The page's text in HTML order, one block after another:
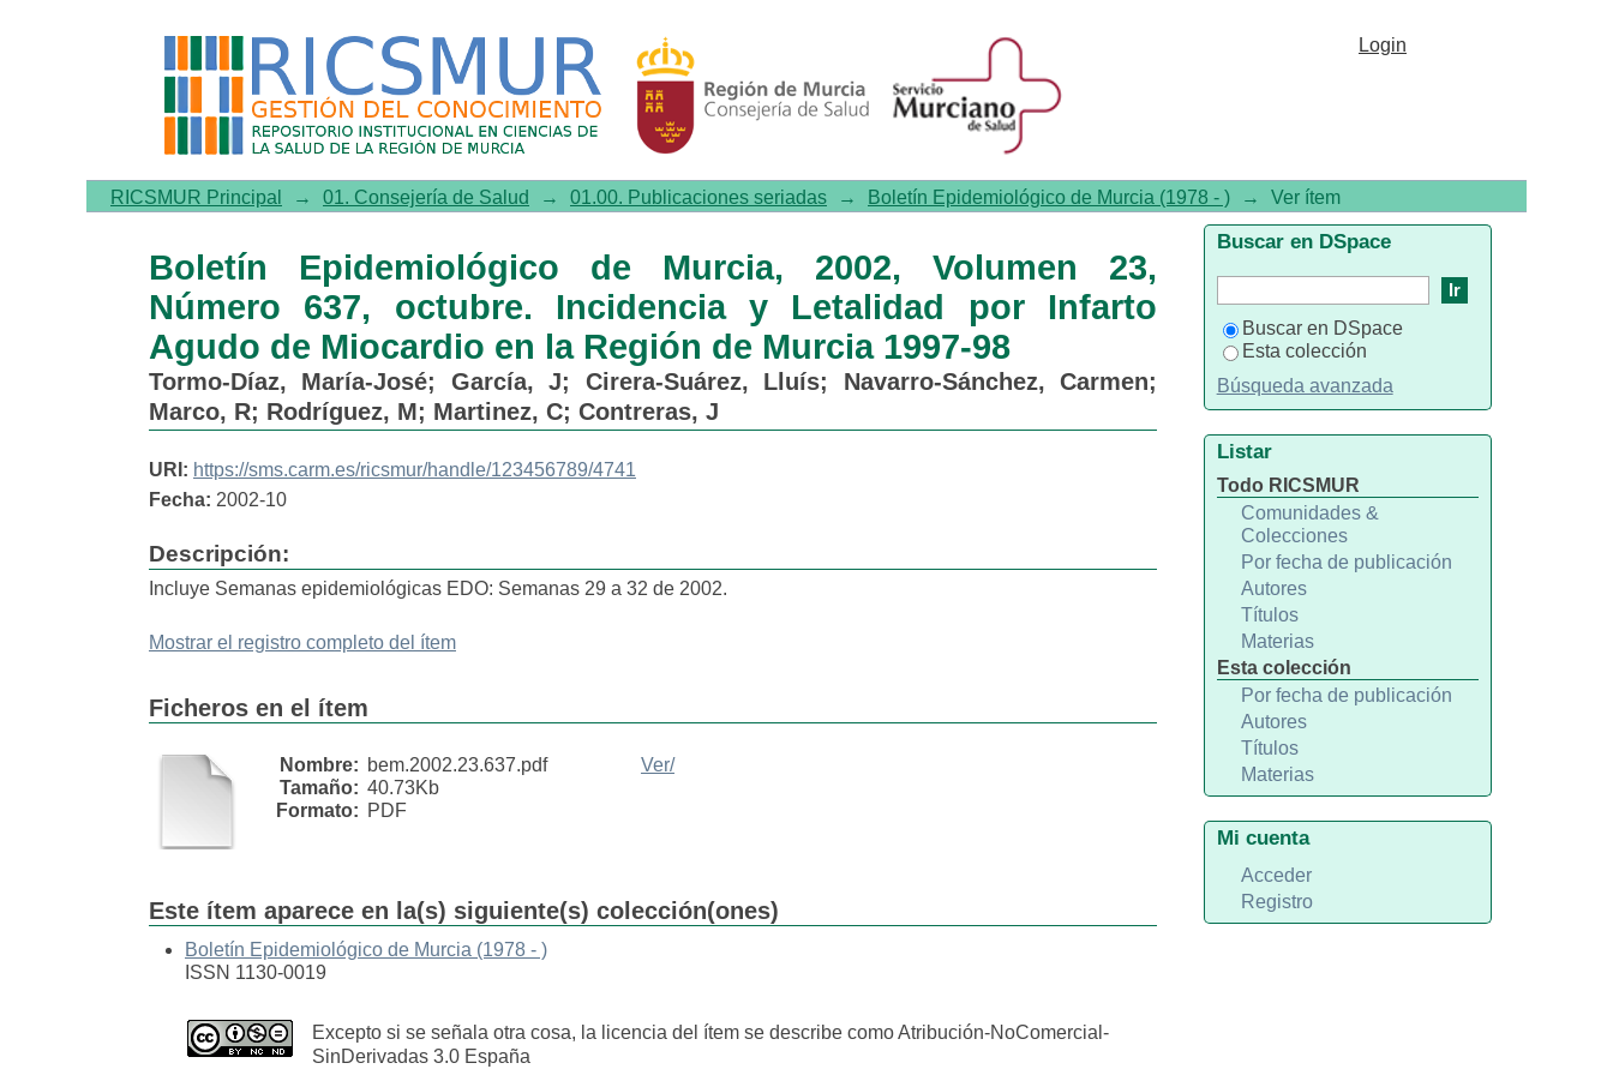
Boletín Epidemiológico de Murcia, 2002, Volumen 23, Número 637, octubre. Incidencia
y Letalidad por Infarto Agudo de Miocardio en la Región de Murcia 1997-98
Login
RICSMUR Principal → 01. Consejería de Salud → 01.00. Publicaciones seriadas → Boletín Epidemiológico de Murcia (1978 - ) → Ver ítem
Boletín Epidemiológico de Murcia, 2002, Volumen 23,
Número 637, octubre. Incidencia y Letalidad por Infarto
Agudo de Miocardio en la Región de Murcia 1997-98
Tormo-Díaz, María-José; García, J; Cirera-Suárez, Lluís; Navarro-Sánchez, Carmen;
Marco, R; Rodríguez, M; Martinez, C; Contreras, J
URI: https://sms.carm.es/ricsmur/handle/123456789/4741
Fecha: 2002-10
Descripción:
Incluye Semanas epidemiológicas EDO: Semanas 29 a 32 de 2002.
Mostrar el registro completo del ítem
Ficheros en el ítem
Nombre: bem.2002.23.637.pdf
Tamaño: 40.73Kb
Formato: PDF
Ver/
Este ítem aparece en la(s) siguiente(s) colección(ones)
Boletín Epidemiológico de Murcia (1978 - )
ISSN 1130-0019
Excepto si se señala otra cosa, la licencia del ítem se describe como Atribución-NoComercial-
SinDerivadas 3.0 España
Buscar en DSpace
Buscar en DSpace
Esta colección
Búsqueda avanzada
Listar
Todo RICSMUR
Comunidades &
Colecciones
Por fecha de publicación
Autores
Títulos
Materias
Esta colección
Por fecha de publicación
Autores
Títulos
Materias
Mi cuenta
Acceder
Registro